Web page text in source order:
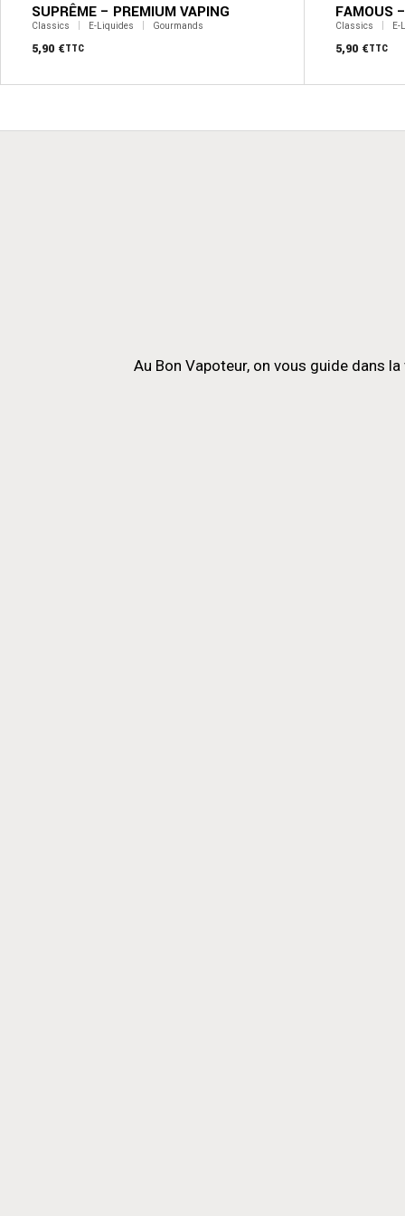
SUPRÊME – PREMIUM VAPING
Classics E-Liquides Gourmands
5,90 €TTC
page
produit
FAMOUS
Classics E-
5,90 €TTC
page
produit
Au Bon Vapoteur, on vous guide dans